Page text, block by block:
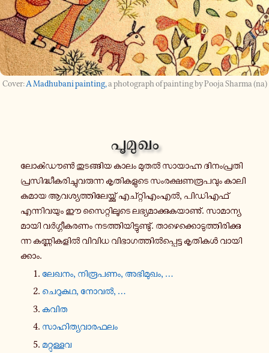
A Madhubani painting,a photograph of painting by Pooja Sharma (na)
പൂ​മു​ഖം
ലോൿ​ഡൗൺ തു​ട​ങ്ങിയ കാലം മുതൽ സാ​യാ​ഹ്ന ദി​നം​പ്ര​തി
പ്ര​സി​ദ്ധീ​ക​രി​ച്ചു​വ​രു​ന്ന കൃ​തി​ക​ളു​ടെ സം​ര​ക്ഷ​ണ​രൂ​പ​വും കാ​ലി​
ക​മായ ആവ​ശ്യ​ത്തി​ലേ​യ്ക്കു് എച്റ്റി​എം​എൽ, പി​ഡി​എ​ഫ്
എന്നി​വ​യും ഈ സൈ​റ്റി​ലൂ​ടെ ലഭ്യ​മാ​ക്കു​ക​യാ​ണു്. സാ​മാ​ന്യ​
മാ​യി വർ​ഗ്ഗീ​ക​ര​ണം നട​ത്തി​യി​ട്ടു​ണ്ടു്. താ​ഴെ​ക്കൊ​ടു​ത്തി​രി​ക്കു​
ന്ന കണ്ണി​ക​ളിൽ വിവിധ വി​ഭാ​ഗ​ത്തിൽ​പ്പെ​ട്ട കൃ​തി​കൾ വാ​യി​
ക്കാം.
ലേഖനം, നി​രൂ​പ​ണം, അഭി​മു​ഖം, …
ചെ​റു​കഥ, നോവൽ, …
കവിത
സാ​ഹി​ത്യ​വാ​ര​ഫ​ലം
മറ്റു​ള്ളവ